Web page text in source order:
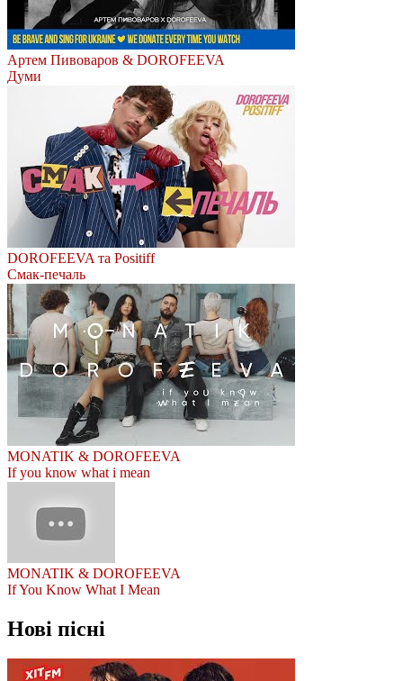
Артем Пивоваров & DOROFEEVA
Думи
DOROFEEVA та Positiff
Смак-печаль
MONATIK & DOROFEEVA
If you know what i mean
MONATIK & DOROFEEVA
If You Know What I Mean
Нові пісні